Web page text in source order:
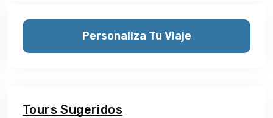
Personaliza Tu Viaje
Tours Sugeridos